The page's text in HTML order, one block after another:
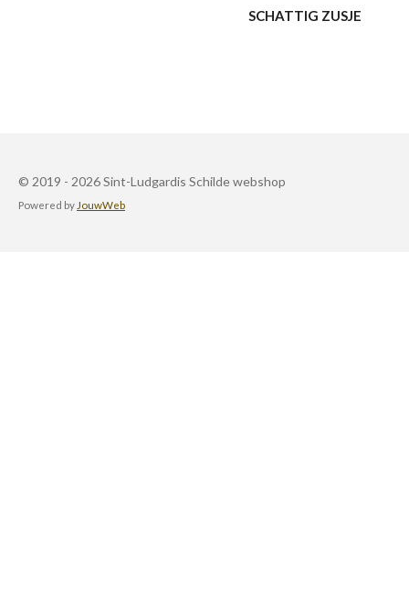
SCHATTIG ZUSJE
© 2019 - 2026 Sint-Ludgardis Schilde webshop
Powered by JouwWeb